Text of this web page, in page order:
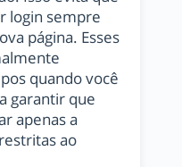
login sempre
página. Esses
quando você
garantir que
apenas a
ao